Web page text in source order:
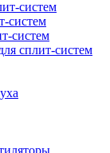
систем
систем
систем
сплит-систем